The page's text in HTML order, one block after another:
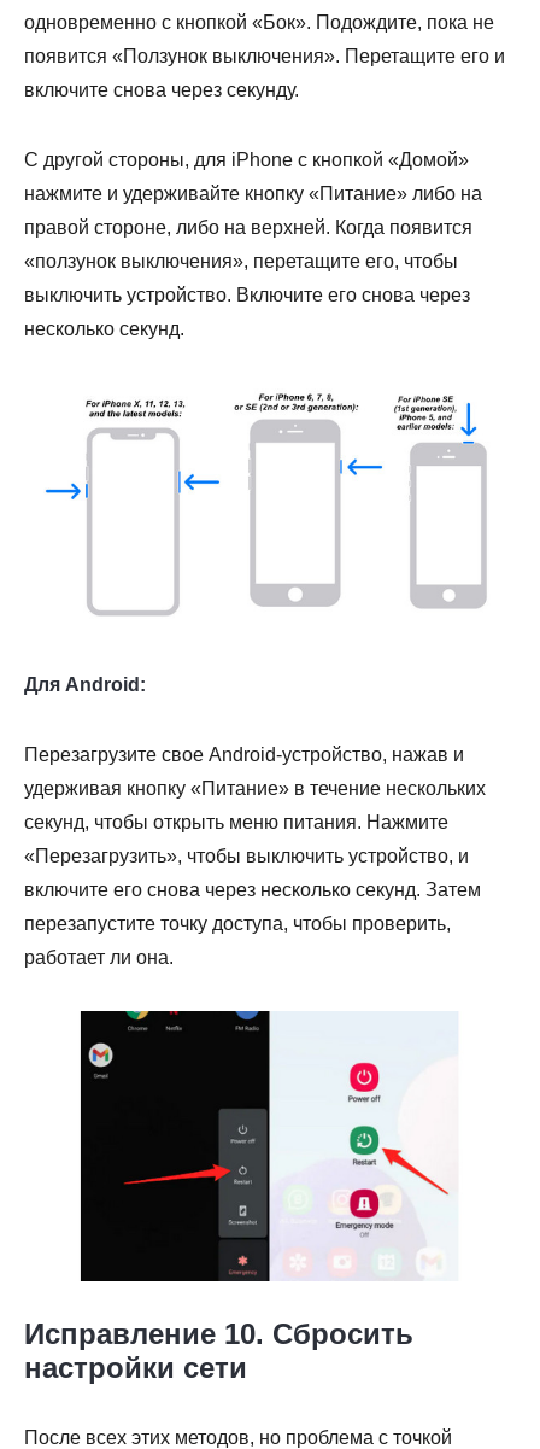
одновременно с кнопкой «Бок». Подождите, пока не
появится «Ползунок выключения». Перетащите его и
включите снова через секунду.
С другой стороны, для iPhone с кнопкой «Домой»
нажмите и удерживайте кнопку «Питание» либо на
правой стороне, либо на верхней. Когда появится
«ползунок выключения», перетащите его, чтобы
выключить устройство. Включите его снова через
несколько секунд.
Для Android:
Перезагрузите свое Android-устройство, нажав и
удерживая кнопку «Питание» в течение нескольких
секунд, чтобы открыть меню питания. Нажмите
«Перезагрузить», чтобы выключить устройство, и
включите его снова через несколько секунд. Затем
перезапустите точку доступа, чтобы проверить,
работает ли она.
Исправление 10. Сбросить
настройки сети
После всех этих методов, но проблема с точкой